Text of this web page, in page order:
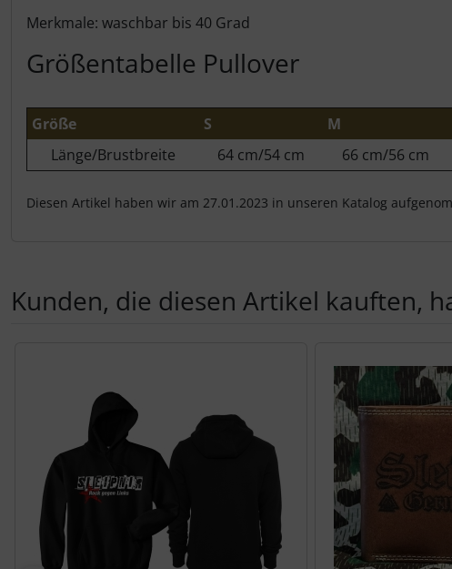
Merkmale: waschbar bis 40 Grad
Größentabelle Pullover
Größe S M
Länge/Brustbreite
64 cm/54 cm 66 cm/56 cm
Diesen Artikel haben wir am 27.01.2023 in unseren Katalog
Kunden, die diesen Artikel kauften,